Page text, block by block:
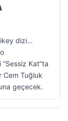
dizi…
Kat”ta
Cem Tuğluk
geçecek.